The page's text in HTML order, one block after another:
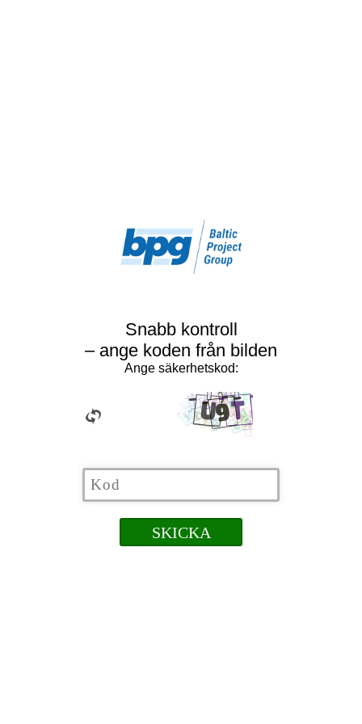
Snabb kontroll
– ange koden från bilden
Ange säkerhetskod: